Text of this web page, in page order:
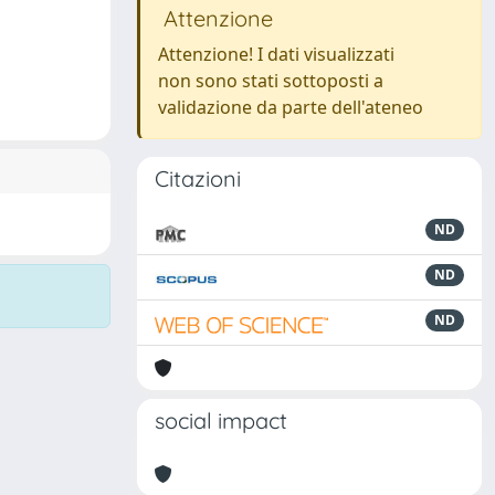
Attenzione
Attenzione! I dati visualizzati
non sono stati sottoposti a
validazione da parte dell'ateneo
Citazioni
ND
ND
ND
social impact